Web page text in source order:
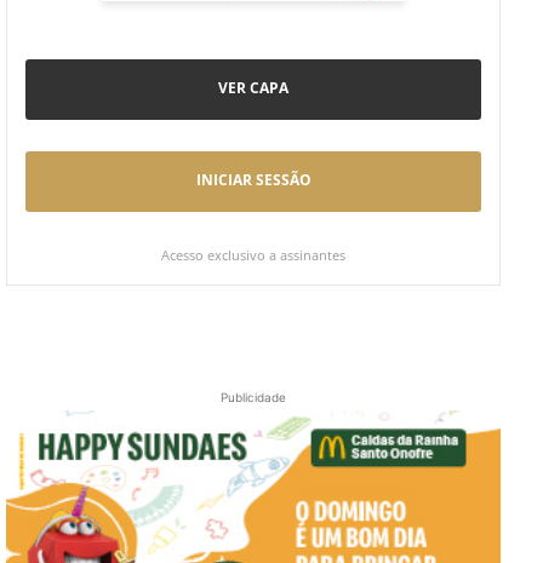
VER CAPA
INICIAR SESSÃO
Acesso exclusivo a assinantes
Publicidade